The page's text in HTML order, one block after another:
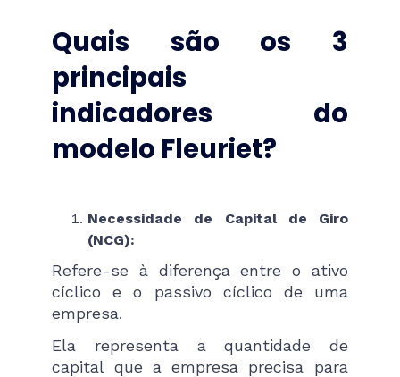
Quais são os 3
principais
indicadores do
modelo Fleuriet?
Necessidade de Capital de Giro
(NCG):
Refere-se à diferença entre o ativo
cíclico e o passivo cíclico de uma
empresa.
Ela representa a quantidade de
capital que a empresa precisa para